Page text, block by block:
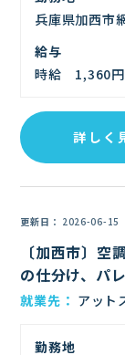
兵庫県加西市
給与
時給 1,360円
詳しく
更新日 2026-06-15
〔加西市〕空
の仕分け、パ
就業先 アット
勤務地